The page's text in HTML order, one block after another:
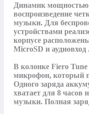
Динамик мощностью
воспроизведение
музыки. Для
устройствами
корпусе
MicroSD и
В колонке Fiero
микрофон, который
Одного заряда
хватает для 8 часов
музыки. Полная